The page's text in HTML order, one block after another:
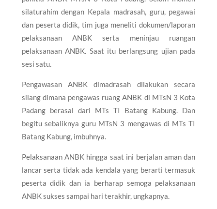
silaturahim dengan Kepala madrasah, guru, pegawai
dan peserta didik, tim juga meneliti dokumen/laporan
pelaksanaan ANBK serta meninjau ruangan
pelaksanaan ANBK. Saat itu berlangsung ujian pada
sesi satu.
Pengawasan ANBK dimadrasah dilakukan secara
silang dimana pengawas ruang ANBK di MTsN 3 Kota
Padang berasal dari MTs TI Batang Kabung. Dan
begitu sebaliknya guru MTsN 3 mengawas di MTs TI
Batang Kabung, imbuhnya.
Pelaksanaan ANBK hingga saat ini berjalan aman dan
lancar serta tidak ada kendala yang berarti termasuk
peserta didik dan ia berharap semoga pelaksanaan
ANBK sukses sampai hari terakhir, ungkapnya.